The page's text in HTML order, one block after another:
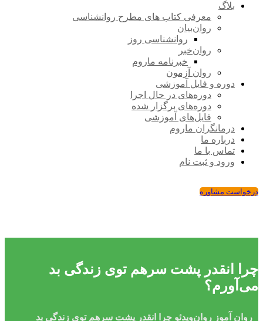
بلاگ
معرفی کتاب های مطرح روانشناسی
روان‌بیان
روانشناسی روز
روان‌خبر
خبرنامه ماروم
روان آزمون
دوره و فایل آموزشی
دوره‌های در حال اجرا
دوره‌های برگزار شده
فایل‌های آموزشی
درمانگران ماروم
درباره ما
تماس با ما
ورود و ثبت نام
درخواست مشاوره
چرا انقدر پشت سرهم توی زندگی بد
می‌آورم؟
روان ‌آموز روان‌ویدئو چرا انقدر پشت سرهم توی زندگی بد